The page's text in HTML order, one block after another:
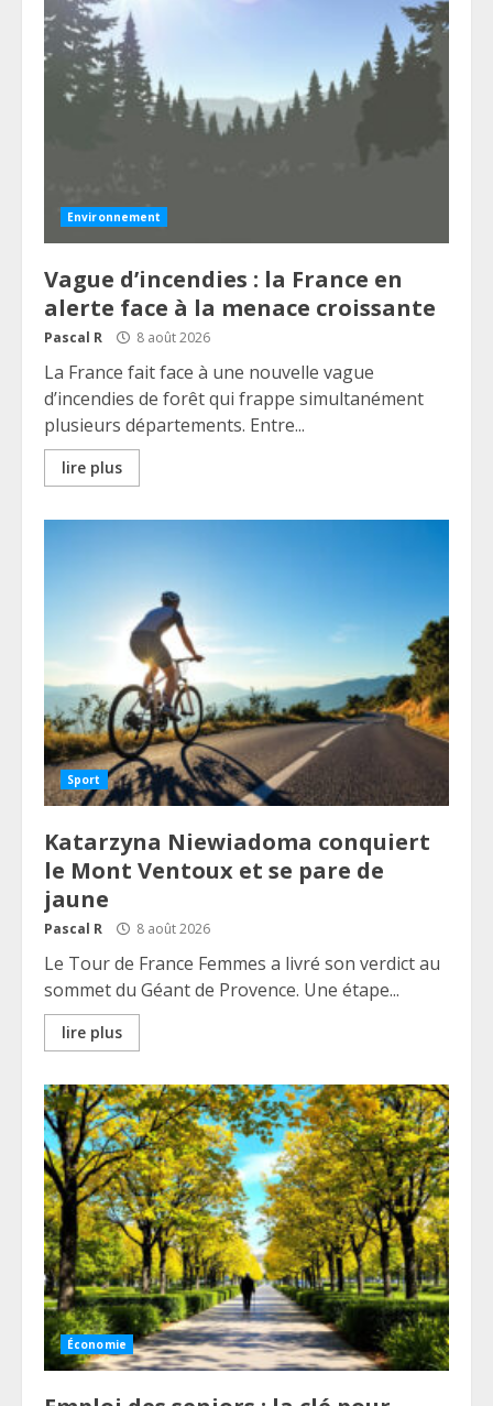
Environnement
Vague d’incendies : la France en
alerte face à la menace croissante
Pascal R 8 août 2026
La France fait face à une nouvelle vague
d’incendies de forêt qui frappe simultanément
plusieurs départements. Entre...
lire plus
Sport
Katarzyna Niewiadoma conquiert
le Mont Ventoux et se pare de
jaune
Pascal R 8 août 2026
Le Tour de France Femmes a livré son verdict au
sommet du Géant de Provence. Une étape...
lire plus
Économie